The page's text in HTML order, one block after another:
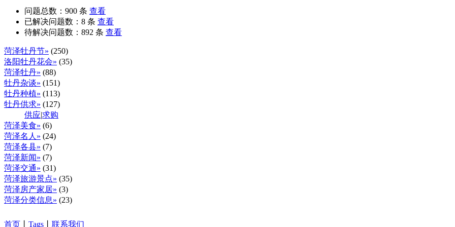
问题总数： 900 条 查看
已解决问题数： 8 条 查看
待解决问题数： 892 条 查看
菏泽牡丹节» (250)
洛阳牡丹花会» (35)
菏泽牡丹» (88)
牡丹杂谈» (151)
牡丹种植» (113)
牡丹供求» (127)
供应|求购
菏泽美食» (6)
菏泽名人» (24)
菏泽各县» (7)
菏泽新闻» (7)
菏泽交通» (31)
菏泽旅游景点» (35)
菏泽房产家居» (3)
菏泽分类信息» (23)
首页
Tags 联系我们